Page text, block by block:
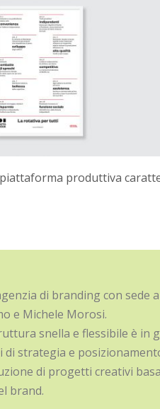
produttiva
di branding con sede
e Michele Morosi.
snella e flessibile è in
di strategia e
di progetti creativi
brand.